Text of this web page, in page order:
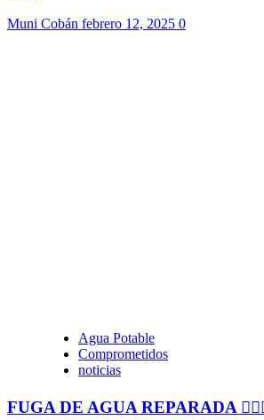
Muni Cobán febrero 12, 2025 0
Agua Potable
Comprometidos
noticias
FUGA DE AGUA REPARADA